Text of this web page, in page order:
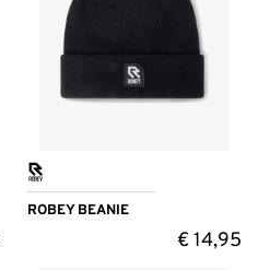
ROBEY BEANIE
€14,95